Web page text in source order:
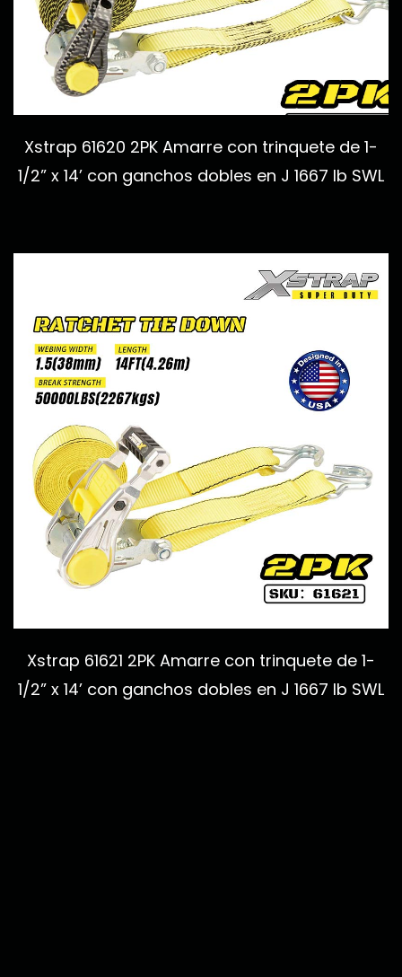
Xstrap 61620 2PK Amarre con trinquete de 1-
1/2” x 14’ con ganchos dobles en J 1667 lb SWL
Xstrap 61621 2PK Amarre con trinquete de 1-
1/2” x 14’ con ganchos dobles en J 1667 lb SWL